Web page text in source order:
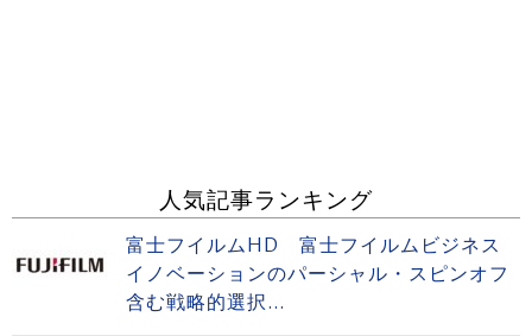
人気記事ランキング
富士フイルムHD 富士フイルムビジネス
イノベーションのパーシャル・スピンオフ
含む戦略的選択...